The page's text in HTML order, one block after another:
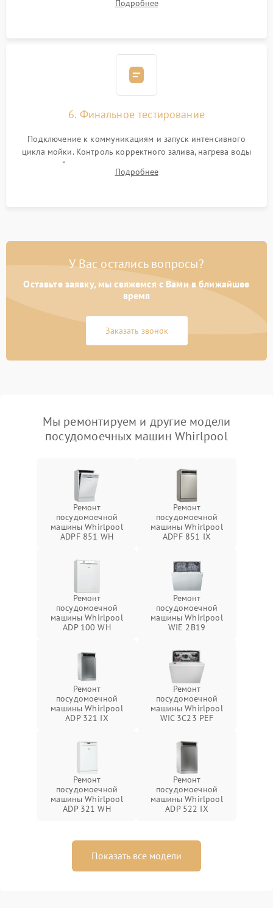
сборка корпуса и установка датчика поплавка.
Подробнее
6. Финальное тестирование
Подключение к коммуникациям и запуск интенсивного
цикла мойки. Контроль корректного залива, нагрева воды
до нужной температуры, отсутствия посторонних шумов,
штатного слива и абсолютной сухости в поддоне.
Подробнее
У Вас остались вопросы?
Оставьте заявку, мы свяжемся с Вами в ближайшее
время
Заказать звонок
Мы ремонтируем и другие модели
посудомоечных машин Whirlpool
Ремонт
посудомоечной
машины Whirlpool
ADPF 851 WH
Ремонт
посудомоечной
машины Whirlpool
ADPF 851 IX
Ремонт
посудомоечной
машины Whirlpool
ADP 100 WH
Ремонт
посудомоечной
машины Whirlpool
WIE 2B19
Ремонт
посудомоечной
машины Whirlpool
ADP 321 IX
Ремонт
посудомоечной
машины Whirlpool
WIC 3C23 PEF
Ремонт
посудомоечной
машины Whirlpool
ADP 321 WH
Ремонт
посудомоечной
машины Whirlpool
ADP 522 IX
Показать все модели